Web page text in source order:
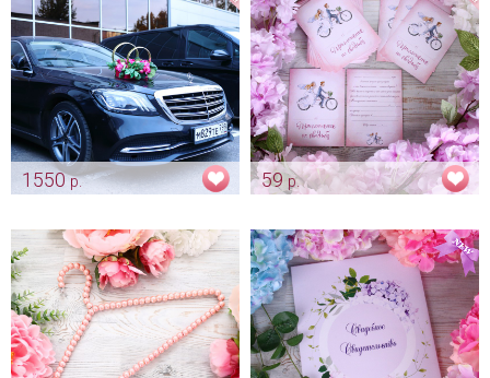
1550р.
Арт: avt_0175
59р.
Арт: pr_0028